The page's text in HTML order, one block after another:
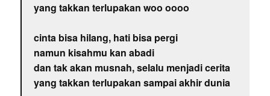
yang takkan terlupakan woo oooo
cinta bisa hilang, hati bisa pergi
namun kisahmu kan abadi
dan tak akan musnah, selalu menjadi cerita
yang takkan terlupakan sampai akhir dunia